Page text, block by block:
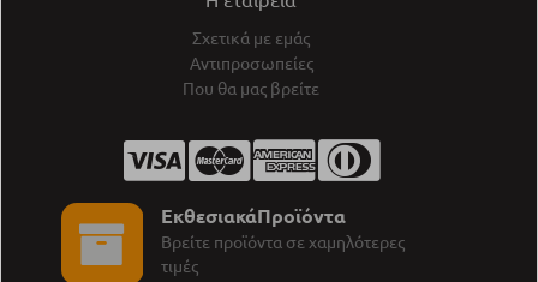
Σχετικά με εμάς
Αντιπροσωπείες
Που θα μας βρείτε
ΕκθεσιακάΠροϊόντα
Βρείτε προϊόντα σε χαμηλότερες
τιμές